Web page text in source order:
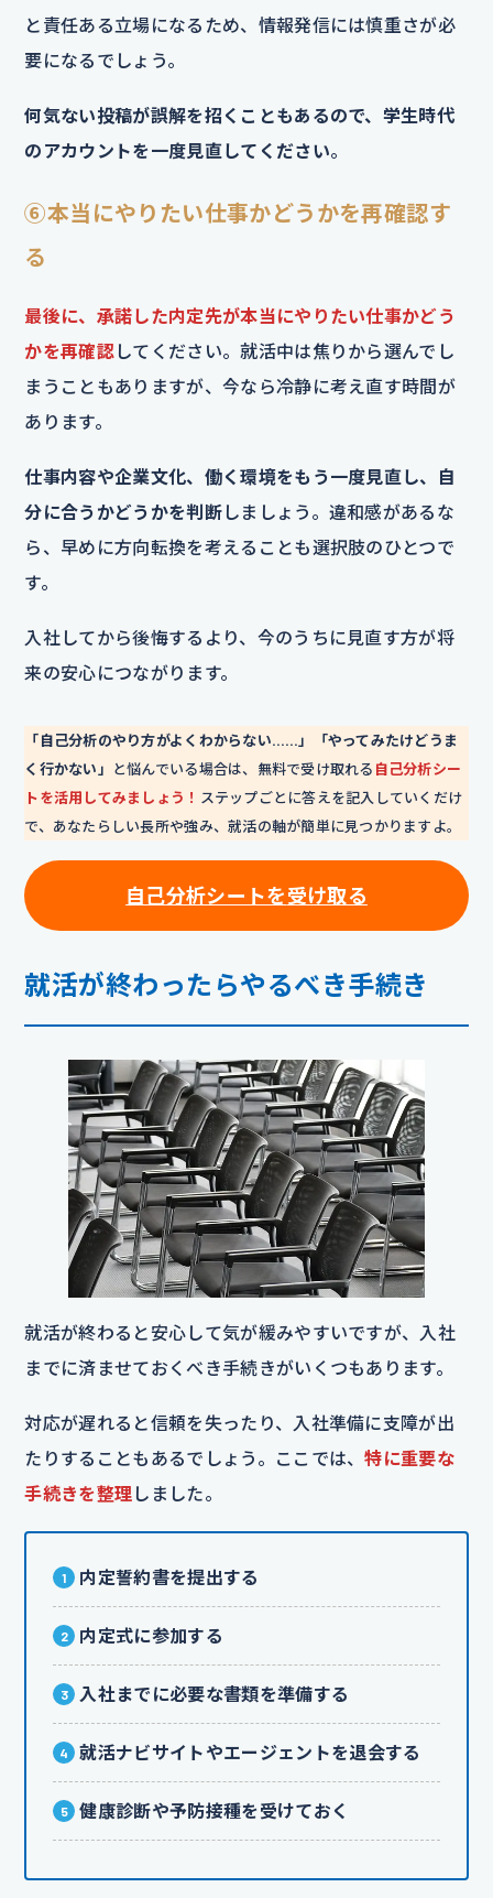
と責任ある立場になるため、情報発信には慎重さが必
要になるでしょう。
何気ない投稿が誤解を招くこともあるので、学生時代
のアカウントを一度見直してください。
⑥本当にやりたい仕事かどうかを再確認す
る
最後に、承諾した内定先が本当にやりたい仕事かどう
かを再確認 してください。就活中は焦りから選んでし
まうこともありますが、今なら冷静に考え直す時間が
あります。
仕事内容や企業文化、働く環境をもう一度見直し、自
分に合うかどうかを判断しましょう。違和感があるな
ら、早めに方向転換を考えることも選択肢のひとつで
す。
入社してから後悔するより、今のうちに見直す方が将
来の安心につながります。
「自己分析のやり方がよくわからない……」「やってみたけどうま
く行かない」
と悩んでいる場合は、無料で受け取れる 自己分析シー
トを活用してみましょう！ ステップごとに答えを記入していくだけ
で、あなたらしい長所や強み、就活の軸が簡単に見つかりますよ。
自己分析シートを受け取る
就活が終わったらやるべき手続き
就活が終わると安心して気が緩みやすいですが、入社
までに済ませておくべき手続きがいくつもあります。
対応が遅れると信頼を失ったり、入社準備に支障が出
たりすることもあるでしょう。ここでは、特に重要な
手続きを整理 しました。
内定誓約書を提出する
内定式に参加する
入社までに必要な書類を準備する
就活ナビサイトやエージェントを退会する
健康診断や予防接種を受けておく